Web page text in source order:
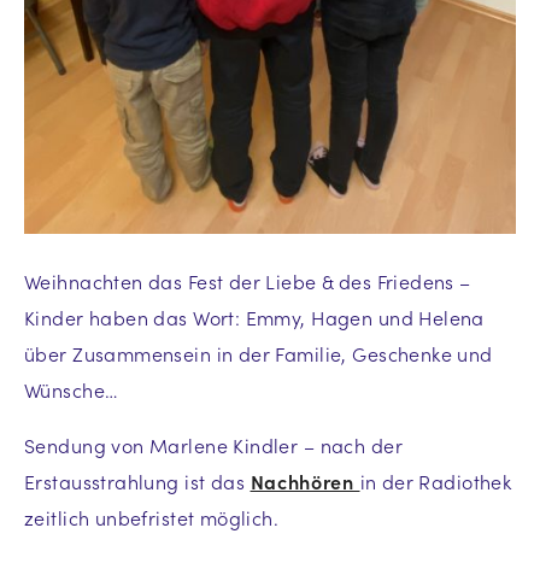
Weihnachten das Fest der Liebe & des Friedens –
Kinder haben das Wort: Emmy, Hagen und Helena
über Zusammensein in der Familie, Geschenke und
Wünsche…
Sendung von Marlene Kindler – nach der
Erstausstrahlung ist das Nachhören in der Radiothek
zeitlich unbefristet möglich.